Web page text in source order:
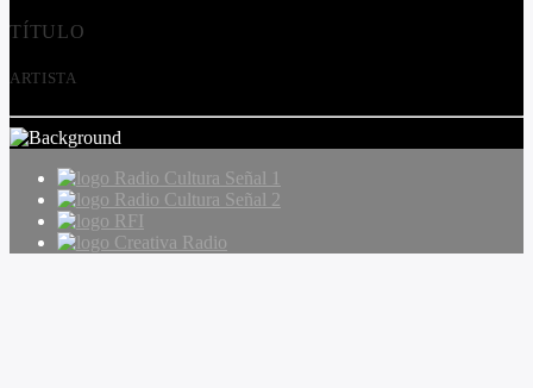
TÍTULO
ARTISTA
Radio Cultura Señal 1
Radio Cultura Señal 2
RFI
Creativa Radio